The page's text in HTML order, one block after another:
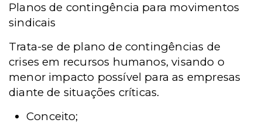
Planos de contingência para movimentos
sindicais
Trata-se de plano de contingências de
crises em recursos humanos, visando o
menor impacto possível para as empresas
diante de situações críticas.
Conceito;